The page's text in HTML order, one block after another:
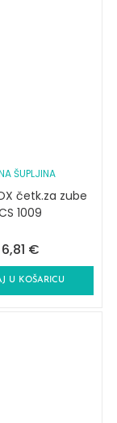
ŠUPLJINA
četk.za zube
1009
6,81 €
U KOŠARICU